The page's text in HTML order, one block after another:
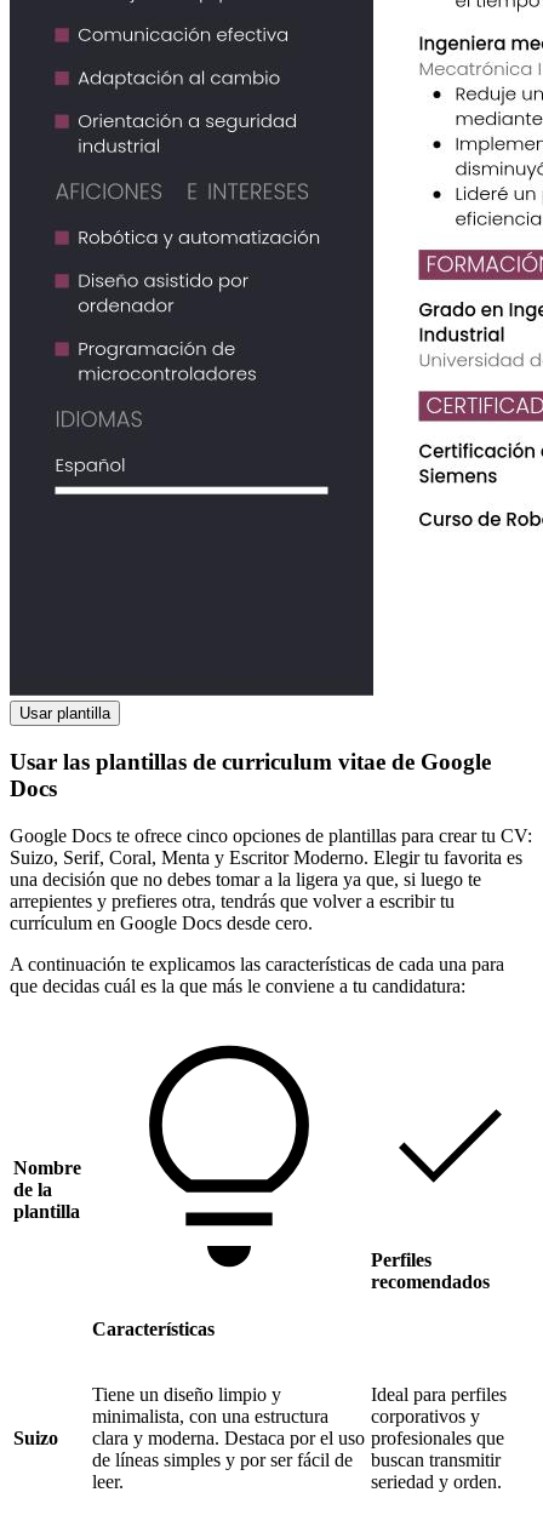
Usar plantilla
Usar las plantillas de curriculum vitae de Google
Docs
Google Docs te ofrece cinco opciones de plantillas para crear tu CV:
Suizo, Serif, Coral, Menta y Escritor Moderno. Elegir tu favorita es
una decisión que no debes tomar a la ligera ya que, si luego te
arrepientes y prefieres otra, tendrás que volver a escribir tu
currículum en Google Docs desde cero.
A continuación te explicamos las características de cada una para
que decidas cuál es la que más le conviene a tu candidatura:
Nombre
de la
plantilla
Características
Perfiles
recomendados
Suizo
Tiene un diseño limpio y
minimalista, con una estructura
clara y moderna. Destaca por el uso
de líneas simples y por ser fácil de
leer.
Ideal para perfiles
corporativos y
profesionales que
buscan transmitir
seriedad y orden.